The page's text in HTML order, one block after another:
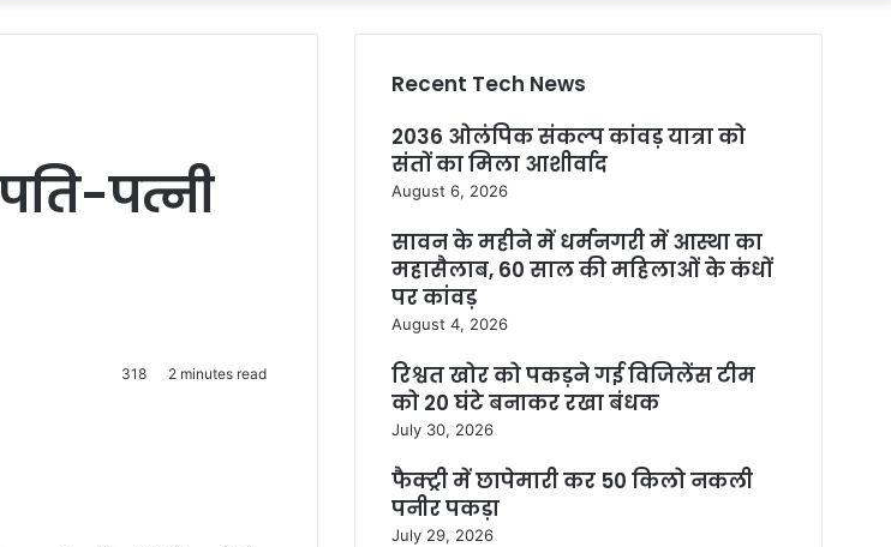
पत्नी
318 2 minutes read
Recent Tech News
2036 ओलंपिक संकल्प कांवड़ यात्रा को
संतों का मिला आशीर्वाद
August 6, 2026
सावन के महीने में धर्मनगरी में आस्था का
महासैलाब, 60 साल की महिलाओं के कंधों
पर कांवड़
August 4, 2026
रिश्वत खोर को पकड़ने गई विजिलेंस टीम
को 20 घंटे बनाकर रखा बंधक
July 30, 2026
फैक्ट्री में छापेमारी कर 50 किलो नकली
पनीर पकड़ा
July 29, 2026